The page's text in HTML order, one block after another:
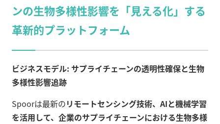
ンの生物多様性影響を「見える化」する
革新的プラットフォーム
ビジネスモデル: サプライチェーンの透明性確保と生物
多様性影響追跡
Spoorは最新のリモートセンシング技術、AIと機械学習
を活用して、企業のサプライチェーンにおける生物多様